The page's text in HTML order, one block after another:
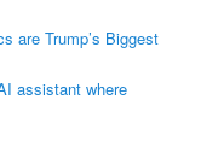
are Trump’s Biggest
assistant where